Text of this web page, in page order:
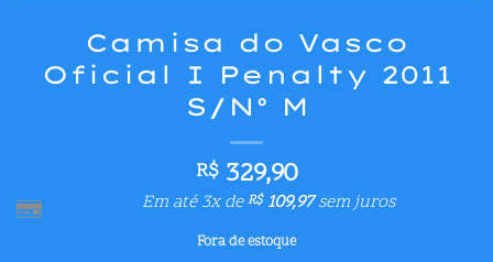
Camisa do Vasco
Oficial I Penalty 2011
S/Nº M
R$329,90
Em até 3x deR$109,97sem juros
Fora de estoque